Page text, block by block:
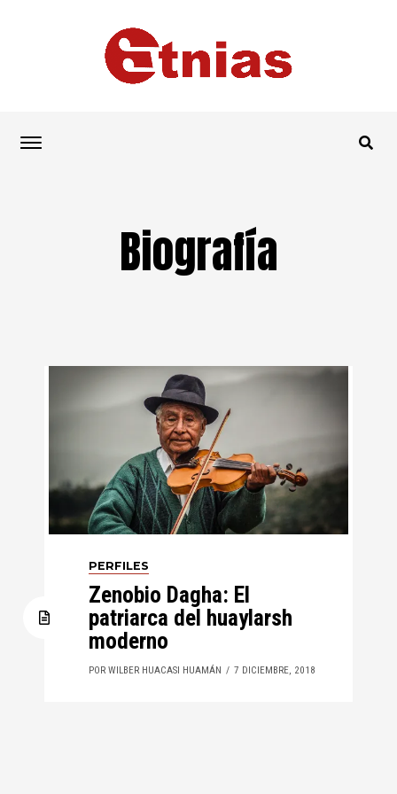
Biografía
PERFILES
Zenobio Dagha: El
patriarca del huaylarsh
moderno
POR WILBER HUACASI HUAMÁN 7 DICIEMBRE, 2018